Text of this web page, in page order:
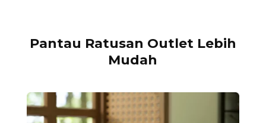
Pantau Ratusan Outlet Lebih
Mudah